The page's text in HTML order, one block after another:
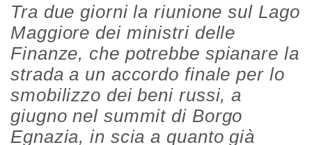
Tra due giorni la riunione sul Lago
Maggiore dei ministri delle
Finanze, che potrebbe spianare la
strada a un accordo finale per lo
smobilizzo dei beni russi, a
giugno nel summit di Borgo
Egnazia, in scia a quanto già